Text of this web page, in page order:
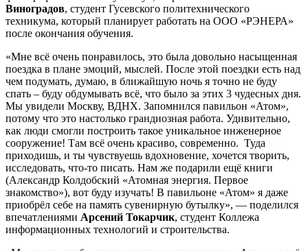
Виноградов, студент Гусевского политехнического
техникума, который планирует работать на ООО «РЭНЕРА»
после окончания обучения.
«Мне всё очень понравилось, это была довольно насыщенная
поездка в плане эмоций, мыслей. После этой поездки есть над
чем подумать, думаю, в ближайшую ночь я точно не буду
спать – буду обдумывать всё, что было за этих 3 чудесных дня.
Мы увидели Москву, ВДНХ. Запомнился павильон «Атом»,
потому что это настолько грандиозная работа. Удивительно,
как люди смогли построить такое уникальное инженерное
сооружение! Там всё очень красиво, современно. Туда
приходишь, и ты чувствуешь вдохновение, хочется творить,
исследовать, что-то писать. Нам же подарили ещё книги
(Александр Колдобский «Атомная энергия. Первое
знакомство»), вот буду изучать! В павильоне «Атом» я даже
приобрёл себе на память сувенирную бутылку», — поделился
впечатлениями Арсений Токарчик, студент Коллежа
информационных технологий и строительства.